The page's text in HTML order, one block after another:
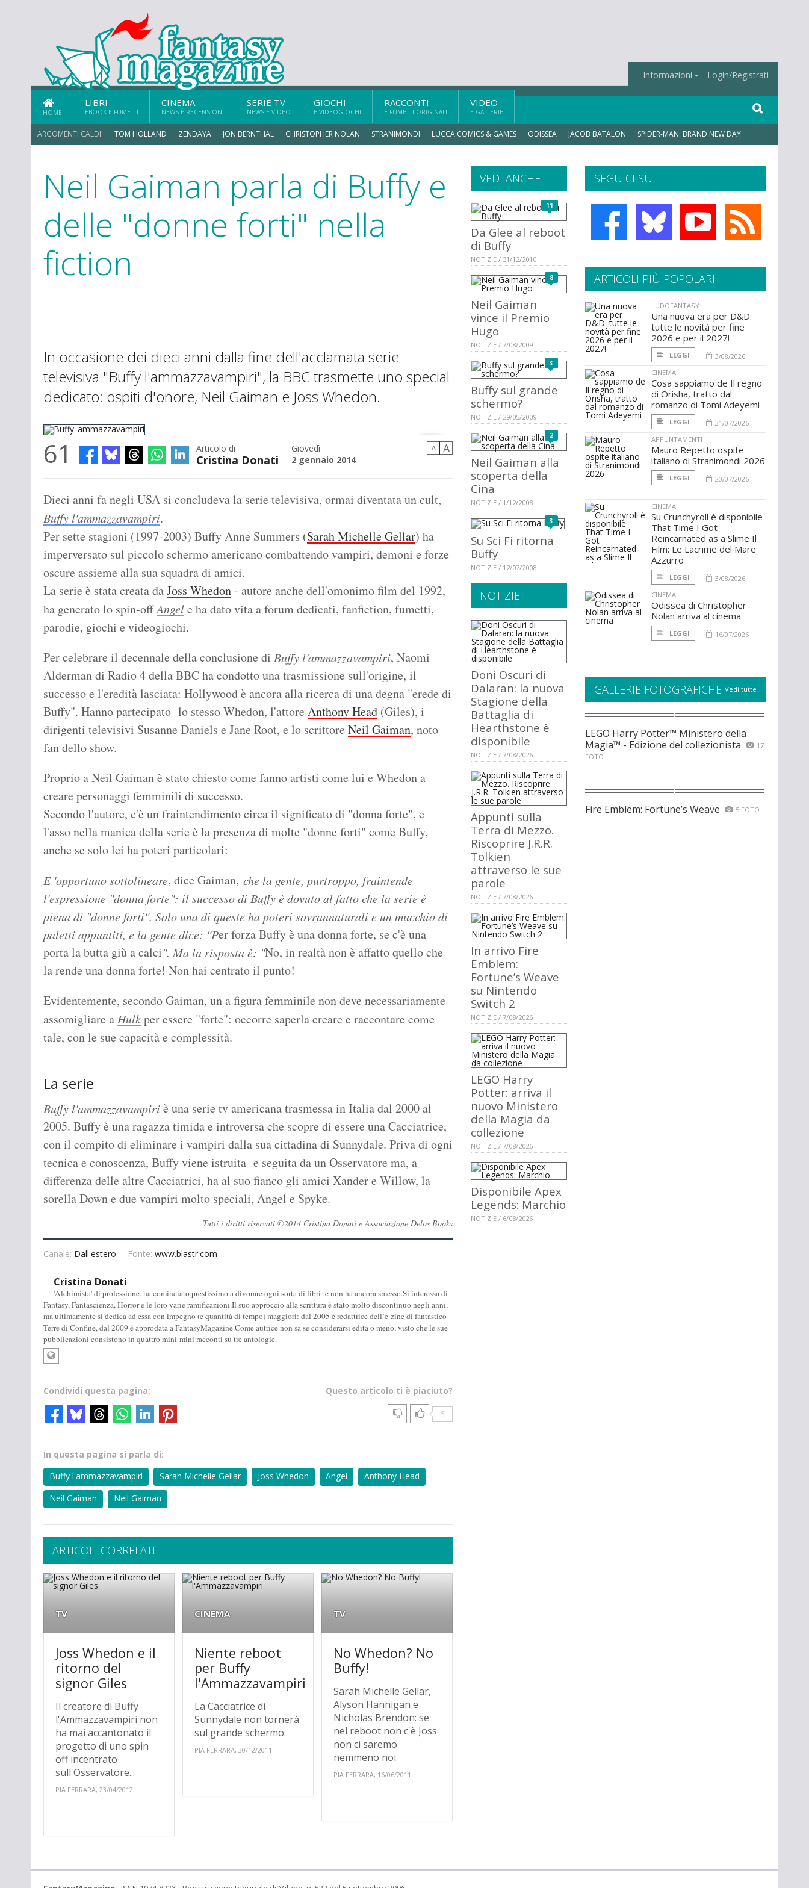
Informazioni Login/Registrati
HOME
LIBRI
EBOOK E FUMETTI
CINEMA
NEWS E RECENSIONI
SERIE TV
NEWS E VIDEO
GIOCHI
E VIDEOGIOCHI
RACCONTI
E FUMETTI ORIGINALI
VIDEO
E GALLERIE
ARGOMENTI CALDI: TOM HOLLAND ZENDAYA JON BERNTHAL CHRISTOPHER NOLAN STRANIMONDI LUCCA COMICS & GAMES ODISSEA JACOB BATALON SPIDER-MAN: BRAND NEW DAY
MICHAEL MANDO
Neil Gaiman parla di Buffy e
delle "donne forti" nella
fiction
In occasione dei dieci anni dalla fine dell'acclamata serie
televisiva "Buffy l'ammazzavampiri", la BBC trasmette uno special
dedicato: ospiti d'onore, Neil Gaiman e Joss Whedon.
61 Articolo di
Cristina Donati
Giovedì
2 gennaio 2014
A A
Dieci anni fa negli USA si concludeva la serie televisiva, ormai diventata un cult,
Buffy l'ammazzavampiri.
Per sette stagioni (1997-2003) Buffy Anne Summers (Sarah Michelle Gellar) ha
imperversato sul piccolo schermo americano combattendo vampiri, demoni e forze
oscure assieme alla sua squadra di amici.
La serie è stata creata daJoss Whedon- autore anche dell'omonimo film del 1992,
ha generato lo spin-offAngele ha dato vita a forum dedicati, fanfiction, fumetti,
parodie, giochi e videogiochi.
Per celebrare il decennale della conclusione di Buffy l'ammazzavampiri, Naomi
Alderman di Radio 4 della BBC ha condotto una trasmissione sull'origine, il
successo e l'eredità lasciata: Hollywood è ancora alla ricerca di una degna "erede di
Buffy". Hanno partecipato lo stesso Whedon, l'attore Anthony Head (Giles), i
dirigenti televisivi Susanne Daniels e Jane Root, e lo scrittore Neil Gaiman, noto
fan dello show.
Proprio a Neil Gaiman è stato chiesto come fanno artisti come lui e Whedon a
creare personaggi femminili di successo.
Secondo l'autore, c'è un fraintendimento circa il significato di "donna forte", e
l'asso nella manica della serie è la presenza di molte "donne forti" come Buffy,
anche se solo lei ha poteri particolari:
E 'opportuno sottolineare, dice Gaiman, che la gente, purtroppo, fraintende
l'espressione "donna forte": il successo di Buffy è dovuto al fatto che la serie è
piena di "donne forti". Solo una di queste ha poteri sovrannaturali e un mucchio di
paletti appuntiti, e la gente dice: "Per forza Buffy è una donna forte, se c'è una
porta la butta giù a calci". Ma la risposta è: "No, in realtà non è affatto quello che
la rende una donna forte! Non hai centrato il punto!
Evidentemente, secondo Gaiman, un a figura femminile non deve necessariamente
assomigliare aHulkper essere "forte": occorre saperla creare e raccontare come
tale, con le sue capacità e complessità.
La serie
Buffy l'ammazzavampiriè una serie tv americana trasmessa in Italia dal 2000 al
2005. Buffy è una ragazza timida e introversa che scopre di essere una Cacciatrice,
con il compito di eliminare i vampiri dalla sua cittadina di Sunnydale. Priva di ogni
tecnica e conoscenza, Buffy viene istruita e seguita da un Osservatore ma, a
differenza delle altre Cacciatrici, ha al suo fianco gli amici Xander e Willow, la
sorella Down e due vampiri molto speciali, Angel e Spyke.
Tutti i diritti riservati ©2014 Cristina Donati e Associazione Delos Books
Canale: Dall'estero Fonte: www.blastr.com
Cristina Donati
'Alchimista' di professione, ha cominciato prestissimo a divorare ogni sorta di libri e non ha ancora smesso.Si interessa di
Fantasy, Fantascienza, Horror e le loro varie ramificazioni.Il suo approccio alla scrittura è stato molto discontinuo negli anni,
ma ultimamente si dedica ad essa con impegno (e quantità di tempo) maggiori: dal 2005 è redattrice dell’e-zine di fantastico
Terre di Confine, dal 2009 è approdata a FantasyMagazine.Come autrice non sa se considerarsi edita o meno, visto che le sue
pubblicazioni consistono in quattro mini-mini racconti su tre antologie.
Questo articolo ti è piaciuto?
5
Condividi questa pagina:
In questa pagina si parla di:
Buffy l'ammazzavampiri
Sarah Michelle Gellar Joss Whedon Angel
Anthony Head
Neil Gaiman
Neil Gaiman
ARTICOLI CORRELATI
TV
Joss Whedon e il
ritorno del
signor Giles
Il creatore di Buffy
l'Ammazzavampiri non
ha mai accantonato il
progetto di uno spin
off incentrato
sull'Osservatore...
PIA FERRARA, 23/04/2012
CINEMA
Niente reboot
per Buffy
l'Ammazzavampiri
La Cacciatrice di
Sunnydale non tornerà
sul grande schermo.
PIA FERRARA, 30/12/2011
TV
No Whedon? No
Buffy!
Sarah Michelle Gellar,
Alyson Hannigan e
Nicholas Brendon: se
nel reboot non c'è Joss
non ci saremo
nemmeno noi.
PIA FERRARA, 16/06/2011
SEGUICI SU
VEDI ANCHE
11
Da Glee al reboot
di Buffy
NOTIZIE / 31/12/2010
8
Neil Gaiman
vince il Premio
Hugo
NOTIZIE / 7/08/2009
3
Buffy sul grande
schermo?
NOTIZIE / 29/05/2009
2
Neil Gaiman alla
scoperta della
Cina
NOTIZIE / 1/12/2008
3
Su Sci Fi ritorna
Buffy
NOTIZIE / 12/07/2008
NOTIZIE
Doni Oscuri di
Dalaran: la nuova
Stagione della
Battaglia di
Hearthstone è
disponibile
NOTIZIE / 7/08/2026
Appunti sulla
Terra di Mezzo.
Riscoprire J.R.R.
Tolkien
attraverso le sue
parole
NOTIZIE / 7/08/2026
In arrivo Fire
Emblem:
Fortune’s Weave
su Nintendo
Switch 2
NOTIZIE / 7/08/2026
LEGO Harry
Potter: arriva il
nuovo Ministero
della Magia da
collezione
NOTIZIE / 7/08/2026
Disponibile Apex
Legends: Marchio
NOTIZIE / 6/08/2026
ARTICOLI PIÙ POPOLARI
LUDOFANTASY
Una nuova era per D&D:
tutte le novità per fine
2026 e per il 2027!
LEGGI
3/08/2026
CINEMA
Cosa sappiamo de Il regno
di Orisha, tratto dal
romanzo di Tomi Adeyemi
LEGGI
31/07/2026
APPUNTAMENTI
Mauro Repetto ospite
italiano di Stranimondi 2026
LEGGI 20/07/2026
CINEMA
Su Crunchyroll è disponibile
That Time I Got
Reincarnated as a Slime Il
Film: Le Lacrime del Mare
Azzurro
LEGGI
3/08/2026
CINEMA
Odissea di Christopher
Nolan arriva al cinema
LEGGI 16/07/2026
GALLERIE FOTOGRAFICHE Vedi tutte
LEGO Harry Potter™ Ministero della
Magia™ - Edizione del collezionista
17
FOTO
Fire Emblem: Fortune’s Weave 5 FOTO